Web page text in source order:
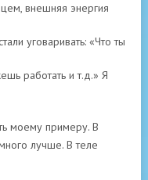
внешняя энергия
уговаривать: «Что ты
работать и т.д.» Я
моему примеру. В
лучше. В теле